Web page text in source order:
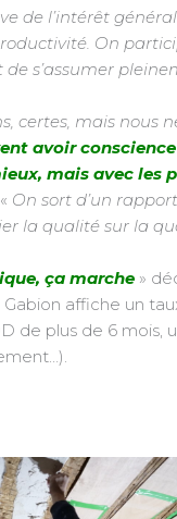
de l’intérêt
On
s’assumer
certes, mais
avoir
mais avec les
On sort d’un
la qualité sur la
ça marche »
affiche un
de plus de 6